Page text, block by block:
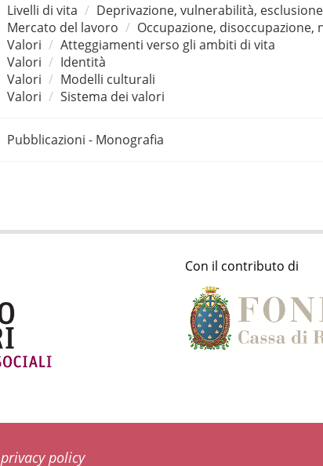
Livelli di vita
Deprivazione, vulnerabilità,
Mercato del lavoro
Occupazione, disoccupazione,
Valori
Atteggiamenti verso gli ambiti di vita
Valori
Identità
Valori
Modelli culturali
Valori
Sistema dei valori
Pubblicazioni - Monografia
Con il contributo di
privacy policy